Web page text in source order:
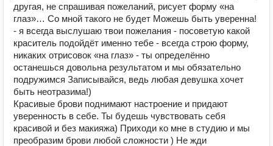
другая, не спрашивая пожеланий, рисует форму «на
глаз»… Со мной такого не будет Можешь быть уверенна!
- я всегда выслушаю твои пожелания - посоветую какой
краситель подойдёт именно тебе - всегда строю форму,
никаких отрисовок «на глаз» - ты определённо
останешься довольна результатом и мы обязательно
подружимся Записывайся, ведь любая девушка хочет
быть неотразима!)
Красивые брови поднимают настроение и придают
уверенность в себе. Ты будешь чувствовать себя
красивой и без макияжа) Приходи ко мне в студию и мы
преобразим брови любой сложности ) Не жди